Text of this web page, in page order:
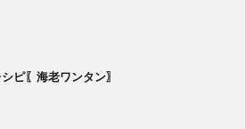
ピ〖海老ワンタン〗